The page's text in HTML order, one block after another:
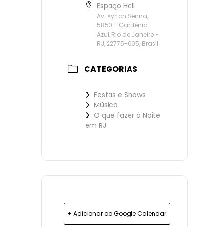
Espaço Hall
Av. Ayrton Senna,
5850 - Gardênia
Azul, Rio de Janeiro -
RJ, 22775-005, Brasil
CATEGORIAS
Festas e Shows
Música
O que fazer à Noite
em RJ
+ Adicionar ao Google Calendar